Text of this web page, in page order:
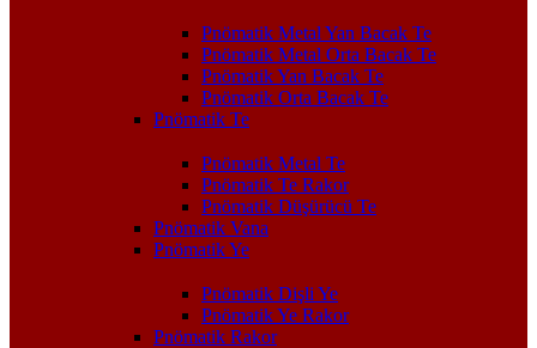
Pnömatik Metal Yan Bacak Te
Pnömatik Metal Orta Bacak Te
Pnömatik Yan Bacak Te
Pnömatik Orta Bacak Te
Pnömatik Te
Pnömatik Metal Te
Pnömatik Te Rakor
Pnömatik Düşürücü Te
Pnömatik Vana
Pnömatik Ye
Pnömatik Dişli Ye
Pnömatik Ye Rakor
Pnömatik Rakor